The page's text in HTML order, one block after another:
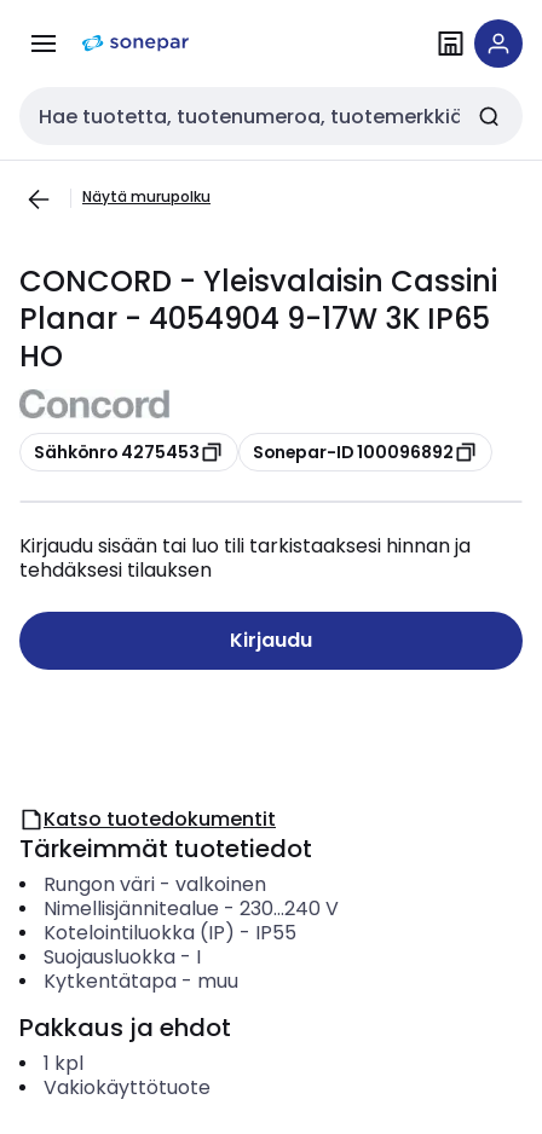
navigointiinsisältöön
Haku
Näytä murupolku
CONCORD - Yleisvalaisin Cassini
Planar - 4054904 9-17W 3K IP65
HO
Kopioi
Sähkönro 4275453 Kopioi
Sonepar-ID 100096892
Kirjaudu sisään tai luo tili tarkistaaksesi hinnan ja
tehdäksesi tilauksen
Kirjaudu
Katso tuotedokumentit
Tärkeimmät tuotetiedot
Rungon väri- valkoinen
Nimellisjännitealue - 230...240 V
Kotelointiluokka (IP) - IP55
Suojausluokka- I
Kytkentätapa- muu
Pakkaus ja ehdot
1 kpl
Vakiokäyttötuote